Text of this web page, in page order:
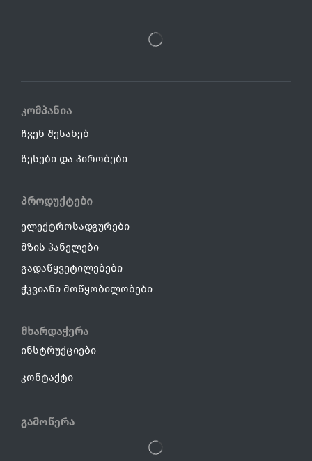
კომპანია
ჩვენ შესახებ
წესები და პირობები
პროდუქტები
ელექტროსადგურები
მზის პანელები
გადაწყვეტილებები
ჭკვიანი მოწყობილობები
მხარდაჭერა
ინსტრუქციები
კონტაქტი
Გამოწერა